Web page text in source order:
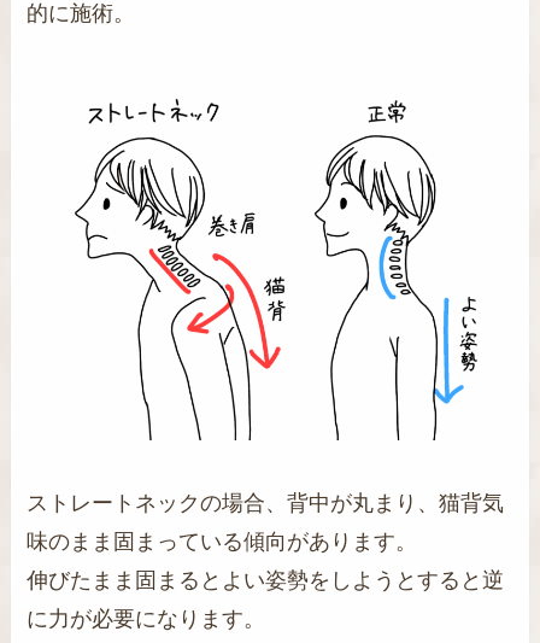
的に施術。
ストレートネックの場合、背中が丸まり、猫背気
味のまま固まっている傾向があります。
伸びたまま固まるとよい姿勢をしようとすると逆
に力が必要になります。